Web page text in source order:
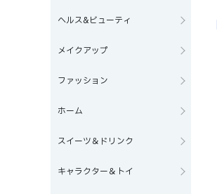
ヘルス&ビューティ
メイクアップ
ファッション
ホーム
スイーツ＆ドリンク
キャラクター＆トイ